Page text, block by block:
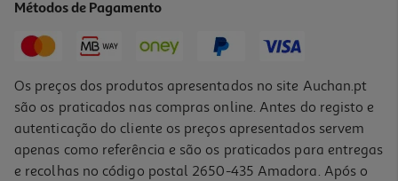
Métodos de Pagamento
Os preços dos produtos apresentados no site Auchan.pt
são os praticados nas compras online. Antes do registo e
autenticação do cliente os preços apresentados servem
apenas como referência e são os praticados para entregas
e recolhas no código postal 2650-435 Amadora. Após o